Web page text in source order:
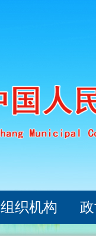
组织机构